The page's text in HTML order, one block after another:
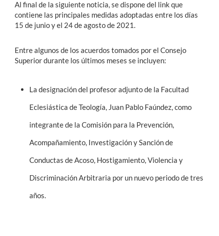
Al final de la siguiente noticia, se dispone del link que
contiene las principales medidas adoptadas entre los días
15 de junio y el 24 de agosto de 2021.
Entre algunos de los acuerdos tomados por el Consejo
Superior durante los últimos meses se incluyen:
La designación del profesor adjunto de la Facultad
Eclesiástica de Teología, Juan Pablo Faúndez, como
integrante de la Comisión para la Prevención,
Acompañamiento, Investigación y Sanción de
Conductas de Acoso, Hostigamiento, Violencia y
Discriminación Arbitraria por un nuevo periodo de tres
años.